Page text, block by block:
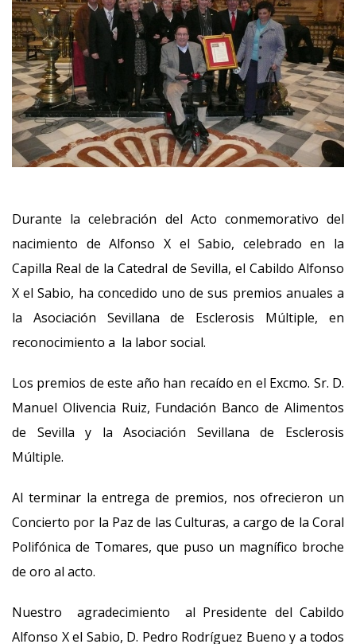
Durante la celebración del Acto conmemorativo del
nacimiento de Alfonso X el Sabio, celebrado en la
Capilla Real de la Catedral de Sevilla, el Cabildo Alfonso
X el Sabio, ha concedido uno de sus premios anuales a
la Asociación Sevillana de Esclerosis Múltiple, en
reconocimiento a la labor social.
Los premios de este año han recaído en el Excmo. Sr. D.
Manuel Olivencia Ruiz, Fundación Banco de Alimentos
de Sevilla y la Asociación Sevillana de Esclerosis
Múltiple.
Al terminar la entrega de premios, nos ofrecieron un
Concierto por la Paz de las Culturas, a cargo de la Coral
Polifónica de Tomares, que puso un magnífico broche
de oro al acto.
Nuestro agradecimiento al Presidente del Cabildo
Alfonso X el Sabio, D. Pedro Rodríguez Bueno y a todos